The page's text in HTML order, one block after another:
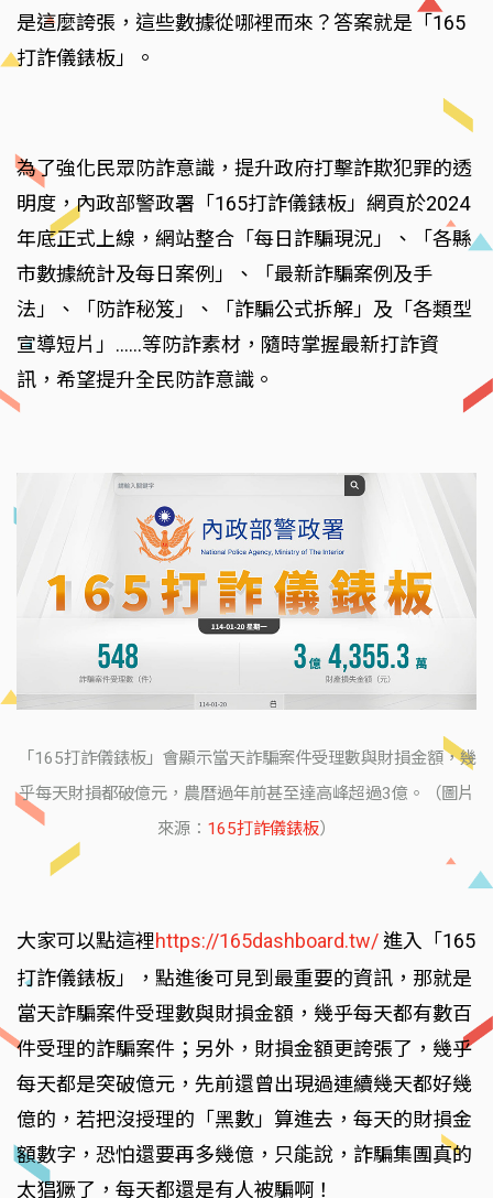
是這麼誇張，這些數據從哪裡而來？答案就是「165
打詐儀錶板」。
為了強化民眾防詐意識，提升政府打擊詐欺犯罪的透
明度，內政部警政署「165打詐儀錶板」網頁於2024
年底正式上線，網站整合「每日詐騙現況」、「各縣
市數據統計及每日案例」、「最新詐騙案例及手
法」、「防詐秘笈」、「詐騙公式拆解」及「各類型
宣導短片」......等防詐素材，隨時掌握最新打詐資
訊，希望提升全民防詐意識。
「165打詐儀錶板」會顯示當天詐騙案件受理數與財損金額，幾
乎每天財損都破億元，農曆過年前甚至達高峰超過3億。（圖片
來源： 165打詐儀錶板）
大家可以點這裡https://165dashboard.tw/ 進入「165
打詐儀錶板」，點進後可見到最重要的資訊，那就是
當天詐騙案件受理數與財損金額，幾乎每天都有數百
件受理的詐騙案件；另外，財損金額更誇張了，幾乎
每天都是突破億元，先前還曾出現過連續幾天都好幾
億的，若把沒授理的「黑數」算進去，每天的財損金
額數字，恐怕還要再多幾億，只能說，詐騙集團真的
太猖獗了，每天都還是有人被騙啊！